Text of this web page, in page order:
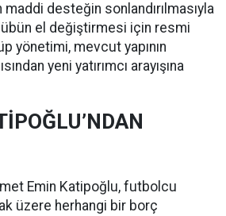
maddi desteğin sonlandırılmasıyla
el değiştirmesi için resmi
yönetimi, mevcut yapının
yeni yatırımcı arayışına
Emin Katipoğlu, futbolcu
üzere herhangi bir borç